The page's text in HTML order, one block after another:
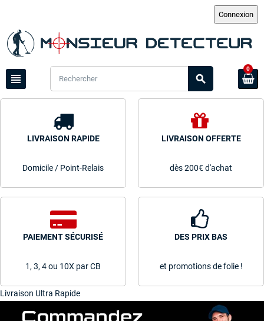
view_headline search
0
LIVRAISON RAPIDE
Domicile / Point-Relais
LIVRAISON OFFERTE
dès 200€ d'achat
PAIEMENT SÉCURISÉ
1, 3, 4 ou 10X par CB
DES PRIX BAS
et promotions de folie !
Livraison Ultra Rapide